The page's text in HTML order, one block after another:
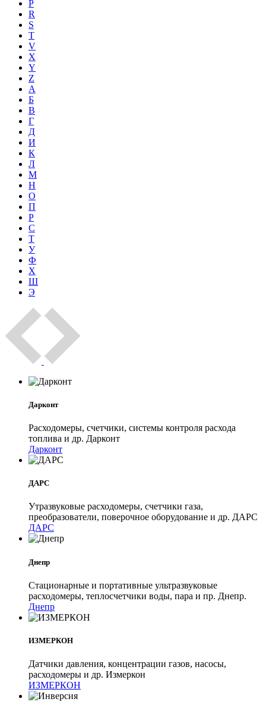
P
R
S
T
V
X
Y
Z
А
Б
В
Г
Д
И
К
Л
М
Н
О
П
Р
С
Т
У
Ф
Х
Ш
Э
Дарконт
Расходомеры, счетчики, системы контроля расхода
топлива и др. Дарконт
Дарконт
ДАРС
Утразвуковые расходомеры, счетчики газа,
преобразователи, поверочное оборудование и др. ДАРС
ДАРС
Днепр
Стационарные и портативные ультразвуковые
расходомеры, теплосчетчики воды, пара и пр. Днепр.
Днепр
ИЗМЕРКОН
Датчики давления, концентрации газов, насосы,
расходомеры и др. Измеркон
ИЗМЕРКОН